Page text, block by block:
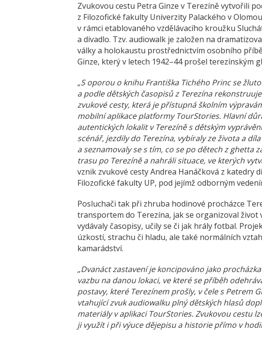
Zvukovou cestu Petra Ginze v Terezíně vytvořili
z Filozofické fakulty Univerzity Palackého v
v rámci etablovaného vzdělávacího kroužku
a divadlo. Tzv. audiowalk je založen na
války a holokaustu prostřednictvím osobního
Ginze, který v letech 1942–44 prošel terezínským
„S oporou o knihu Františka Tichého Princ se
a podle dětských časopisů z Terezína
zvukové cesty, která je přístupná školním
mobilní aplikace platformy TourStories. Hlavní
autentických lokalit v Terezíně s dětským
scénář, jezdily do Terezína, vybíraly ze života a
a seznamovaly se s tím, co se po dětech z ghetta
trasu po Terezíně a nahráli situace, ve kterých
vznik zvukové cesty Andrea Hanáčková z katedry
Filozofické fakulty UP, pod jejímž odborným
Posluchači tak při zhruba hodinové procházce
transportem do Terezína, jak se organizoval život
vydávaly časopisy, učily se či jak hrály fotbal.
úzkostí, strachu či hladu, ale také normálních
kamarádství.
„Dvanáct zastavení je koncipováno jako
vazbu na danou lokaci, ve které se příběh
postavy, které Terezínem prošly, v čele s Petrem
vtahující zvuk audiowalku plný dětských hlasů
materiály v aplikaci TourStories. Zvukovou cestu
ji využít i při výuce dějepisu a historie přímo v